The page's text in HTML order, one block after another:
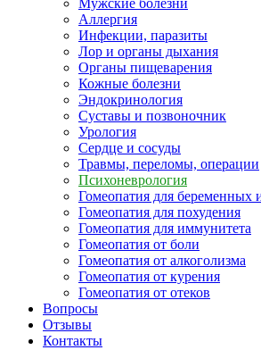
Мужские болезни
Аллергия
Инфекции, паразиты
Лор и органы дыхания
Органы пищеварения
Кожные болезни
Эндокринология
Суставы и позвоночник
Урология
Сердце и сосуды
Травмы, переломы, операции
Психоневрология
Гомеопатия для беременных
Гомеопатия для похудения
Гомеопатия для иммунитета
Гомеопатия от боли
Гомеопатия от алкоголизма
Гомеопатия от курения
Гомеопатия от отеков
Вопросы
Отзывы
Контакты